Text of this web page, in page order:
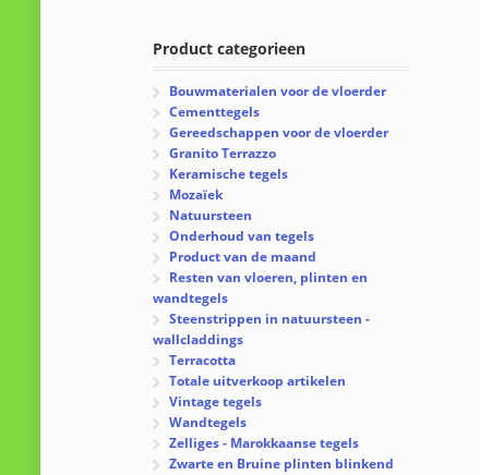
Product categorieen
Bouwmaterialen voor de vloerder
Cementtegels
Gereedschappen voor de vloerder
Granito Terrazzo
Keramische tegels
Mozaïek
Natuursteen
Onderhoud van tegels
Product van de maand
Resten van vloeren, plinten en
wandtegels
Steenstrippen in natuursteen -
wallcladdings
Terracotta
Totale uitverkoop artikelen
Vintage tegels
Wandtegels
Zelliges - Marokkaanse tegels
Zwarte en Bruine plinten blinkend